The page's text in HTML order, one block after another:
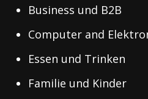
Business und B2B
Computer and
Essen und Trinken
Familie und Kinder